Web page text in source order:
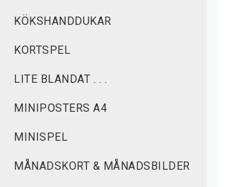
KÖKSHANDDUKAR
KORTSPEL
LITE BLANDAT . . .
MINIPOSTERS A4
MINISPEL
MÅNADSKORT & MÅNADSBILDER